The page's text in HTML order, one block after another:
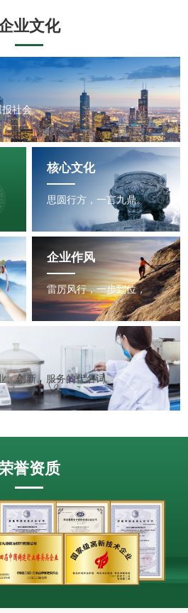
业文化
报社会。
核心文化
思圆行方，一言九鼎。
企业作风
雷厉风行，一步到位，
、创新、服务的代名词。
誉资质